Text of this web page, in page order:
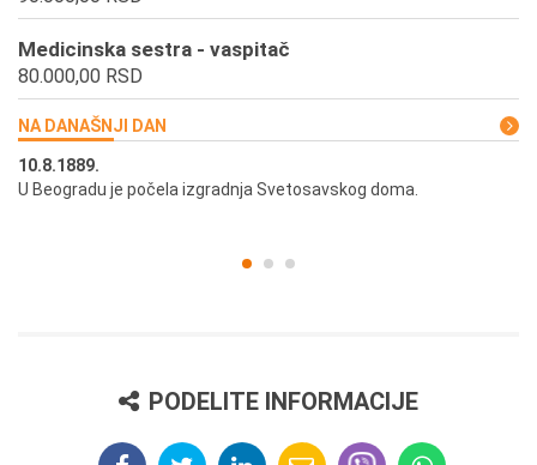
Medicinska sestra - vaspitač
80.000,00 RSD
NA DANAŠNJI DAN
10.8.1889.
U Beogradu je počela izgradnja Svetosavskog doma.
PODELITE INFORMACIJE